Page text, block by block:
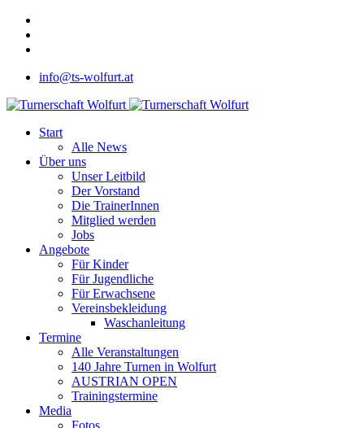
info@ts-wolfurt.at
Start
Alle News
Über uns
Unser Leitbild
Der Vorstand
Die TrainerInnen
Mitglied werden
Jobs
Angebote
Für Kinder
Für Jugendliche
Für Erwachsene
Vereinsbekleidung
Waschanleitung
Termine
Alle Veranstaltungen
140 Jahre Turnen in Wolfurt
AUSTRIAN OPEN
Trainingstermine
Media
Fotos